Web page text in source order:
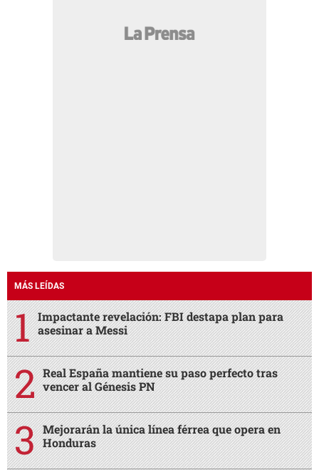
MÁS LEÍDAS
Impactante revelación: FBI destapa plan para
asesinar a Messi
Real España mantiene su paso perfecto tras
vencer al Génesis PN
Mejorarán la única línea férrea que opera en
Honduras